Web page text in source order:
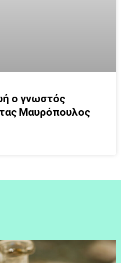
ο γνωστός
Μαυρόπουλος